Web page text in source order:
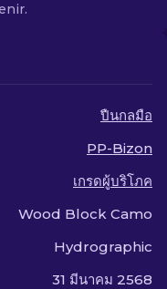
ปืนกลมือ
PP-Bizon
เกรดผู้บริโภค
Wood Block Camo
Hydrographic
31 มีนาคม 2568